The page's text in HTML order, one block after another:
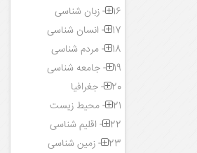
16- زبان شناسی
17- انسان شناسی
18- مردم شناسی
19- جامعه شناسی
20- جغرافیا
21- محیط زیست
22- اقلیم شناسی
23- زمین شناسی